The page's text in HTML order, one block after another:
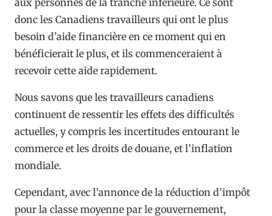
donc les Canadiens travailleurs qui ont le plus
besoin d’aide financière en ce moment qui en
bénéficierait le plus, et ils commenceraient à
recevoir cette aide rapidement.
Nous savons que les travailleurs canadiens
continuent de ressentir les effets des difficultés
actuelles, y compris les incertitudes entourant le
commerce et les droits de douane, et l’inflation
mondiale.
Cependant, avec l’annonce de la réduction d’impôt
pour la classe moyenne par le gouvernement,